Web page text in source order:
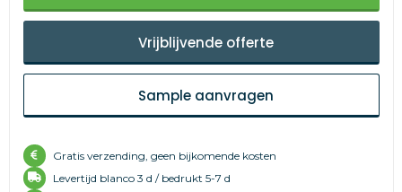
Vrijblijvende offerte
Sample aanvragen
Gratis verzending, geen bijkomende kosten
Levertijd blanco 3 d / bedrukt 5-7 d